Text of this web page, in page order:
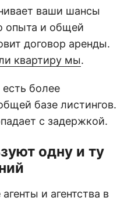
ваши шансы
опыта и общей
договор аренды.
квартиру мы.
более
базе листингов.
с задержкой.
одну и ту
и агентства в